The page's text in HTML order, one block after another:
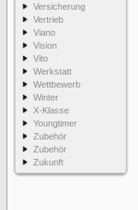
Versicherung
Vertrieb
Viano
Vision
Vito
Werkstatt
Wettbewerb
Winter
X-Klasse
Youngtimer
Zubehör
Zubehör
Zukunft